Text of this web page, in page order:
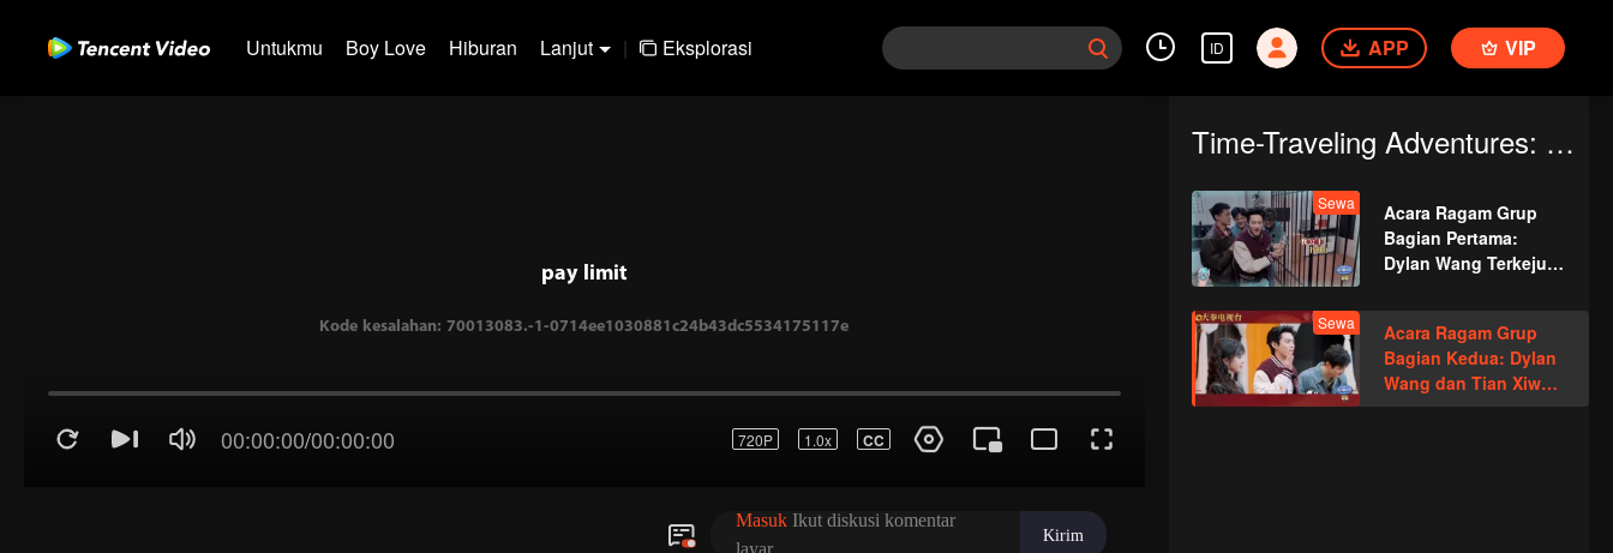
Untukmu Boy Love Hiburan Lanjut | Eksplorasi ID APP VIP
00:00:00/00:00:00 720P 1.0x CC
Masuk Ikut diskusi komentar
Kirim
Time-Traveling Adventures: Guardians of The Dafeng
Sewa
Acara Ragam Grup
Bagian Pertama:
Dylan Wang Terkejut
Kamar Gelap
Membuat Semua
Orang Berteriak
Sewa
Acara Ragam Grup
Bagian Kedua: Dylan
Wang dan Tian Xiwei
dengan Manis